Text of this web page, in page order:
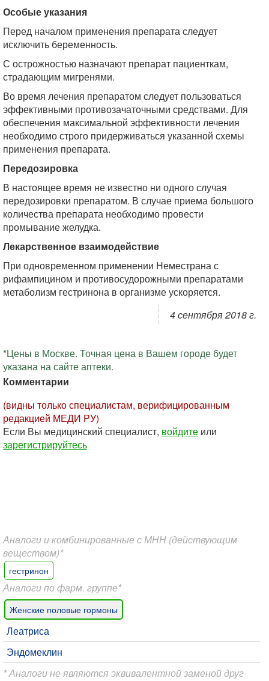
Особые указания
Перед началом применения препарата следует
исключить беременность.
С острожностью назначают препарат пациенткам,
страдающим мигренями.
Во время лечения препаратом следует пользоваться
эффективными противозачаточными средствами. Для
обеспечения максимальной эффективности лечения
необходимо строго придерживаться указанной схемы
применения препарата.
Передозировка
В настоящее время не известно ни одного случая
передозировки препаратом. В случае приема большого
количества препарата необходимо провести
промывание желудка.
Лекарственное взаимодействие
При одновременном применении Неместрана с
рифампицином и противосудорожными препаратами
метаболизм гестринона в организме ускоряется.
4 сентября 2018 г.
*Цены в Москве. Точная цена в Вашем городе будет
указана на сайте аптеки.
Комментарии
(видны только специалистам, верифицированным
редакцией МЕДИ РУ)
Если Вы медицинский специалист, войдите или
зарегистрируйтесь
Аналоги и комбинированные с МНН (действующим
веществом)*
гестринон
Аналоги по фарм. группе*
Женские половые гормоны
Леатриса
Эндомеклин
* Аналоги не являются эквивалентной заменой друг